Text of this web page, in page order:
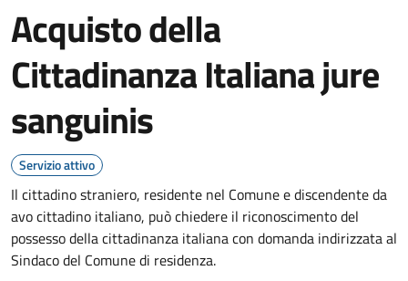
Acquisto della
Cittadinanza Italiana jure
sanguinis
Servizio attivo
Il cittadino straniero, residente nel Comune e discendente da
avo cittadino italiano, può chiedere il riconoscimento del
possesso della cittadinanza italiana con domanda indirizzata al
Sindaco del Comune di residenza.